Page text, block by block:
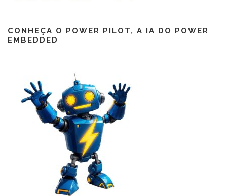
CONHEÇA O POWER PILOT, A IA DO POWER
EMBEDDED